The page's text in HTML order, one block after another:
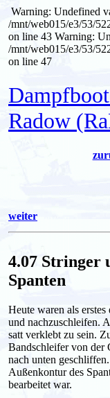
Warning: Undefined
/mnt/web015/e3/53/
on line 43 Warning:
/mnt/web015/e3/53/
on line 47
Radow
weiter
4.07 Stringer
Spanten
Heute waren als
und nachzuschleifen.
satt verklebt zu sein.
Bandschleifer von der
nach unten
Außenkontur des
bearbeitet war.